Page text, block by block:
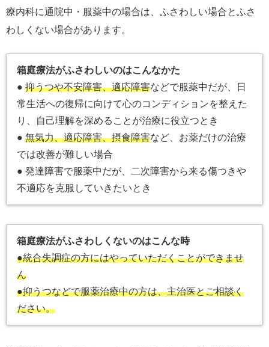
療内科に通院中・服薬中の場合は、ふさわしい場合とふさ
わしくない場合があります。
箱庭療法がふさわしいのはこんなかた
●抑うつや不安障害、適応障害などで服薬中だが、日
常生活への復帰に向けて心のコンディションを整えた
り、自己理解を深めることが治療に役立つとき
●無気力、適応障害、摂食障害など、お薬だけの治療
では改善が難しい場合
● 発達障害で服薬中だが、二次障害から来る傷つきや
不適応を克服していきたいとき
箱庭療法がふさわしくないのはこんな時
●統合失調症の方にはやっていただくことができませ
ん
●抑うつなどで服薬治療中の方は、主治医とご相談く
ださい。